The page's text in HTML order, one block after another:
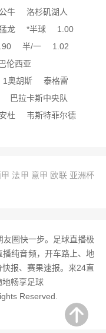
牛
洛杉矶湖人
龙 *半球
1.00
半/一
1.02
巴伦西亚
1奥胡斯
泰格雷
巴拉卡斯中央队
杜
韦斯特菲尔德
法甲 意甲 欧联 亚洲杯
圈快一步。足球直播极
纯音频，开车路上、地
报、赛果速报。来24直
地畅享足球
Reserved.